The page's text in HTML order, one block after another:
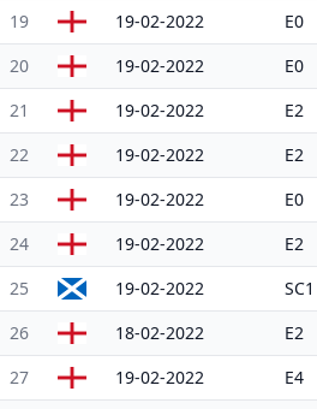
19 19-02-2022 E0
20 19-02-2022 E0
21 19-02-2022 E2
22 19-02-2022 E2
23 19-02-2022 E0
24 19-02-2022 E2
25 19-02-2022 SC1
26 18-02-2022 E2
27 19-02-2022 E4